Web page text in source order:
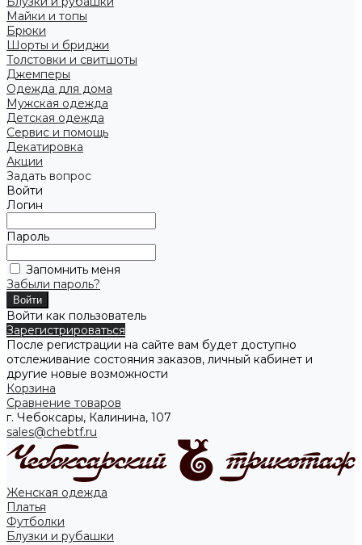
Майки и топы
Брюки
Шорты и бриджи
Толстовки и свитшоты
Джемперы
Одежда для дома
Мужская одежда
Детская одежда
Сервис и помощь
Декатировка
Акции
Задать вопрос
Войти
Логин
Пароль
Запомнить меня
Забыли пароль?
Войти как пользователь
Зарегистрироваться
После регистрации на сайте вам будет доступно
отслеживание состояния заказов, личный кабинет и
другие новые возможности
Корзина
Сравнение товаров
г. Чебоксары, Калинина, 107
sales@chebtf.ru
Женская одежда
Платья
Футболки
Блузки и рубашки